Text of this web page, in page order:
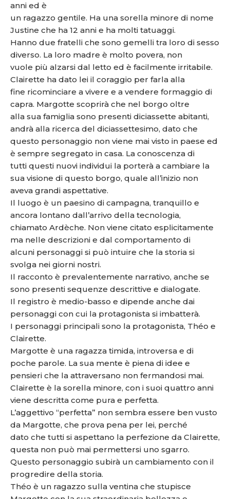
anni ed è
un ragazzo gentile. Ha una sorella minore di nome
Justine che ha 12 anni e ha molti tatuaggi.
Hanno due fratelli che sono gemelli tra loro di sesso
diverso. La loro madre è molto povera, non
vuole più alzarsi dal letto ed è facilmente irritabile.
Clairette ha dato lei il coraggio per farla alla
fine ricominciare a vivere e a vendere formaggio di
capra. Margotte scoprirà che nel borgo oltre
alla sua famiglia sono presenti diciassette abitanti,
andrà alla ricerca del diciassettesimo, dato che
questo personaggio non viene mai visto in paese ed
è sempre segregato in casa. La conoscenza di
tutti questi nuovi individui la porterà a cambiare la
sua visione di questo borgo, quale all’inizio non
aveva grandi aspettative.
Il luogo è un paesino di campagna, tranquillo e
ancora lontano dall’arrivo della tecnologia,
chiamato Ardèche. Non viene citato esplicitamente
ma nelle descrizioni e dal comportamento di
alcuni personaggi si può intuire che la storia si
svolga nei giorni nostri.
Il racconto è prevalentemente narrativo, anche se
sono presenti sequenze descrittive e dialogate.
Il registro è medio-basso e dipende anche dai
personaggi con cui la protagonista si imbatterà.
I personaggi principali sono la protagonista, Théo e
Clairette.
Margotte è una ragazza timida, introversa e di
poche parole. La sua mente è piena di idee e
pensieri che la attraversano non fermandosi mai.
Clairette è la sorella minore, con i suoi quattro anni
viene descritta come pura e perfetta.
L’aggettivo “perfetta” non sembra essere ben vusto
da Margotte, che prova pena per lei, perché
dato che tutti si aspettano la perfezione da Clairette,
questa non può mai permettersi uno sgarro.
Questo personaggio subirà un cambiamento con il
progredire della storia.
Théo è un ragazzo sulla ventina che stupisce